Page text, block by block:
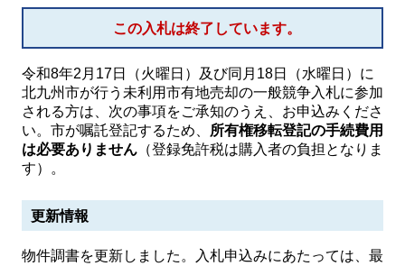
この入札は終了しています。
令和8年2月17日（火曜日）及び同月18日（水曜日）に
北九州市が行う未利用市有地売却の一般競争入札に参加
される方は、次の事項をご承知のうえ、お申込みくださ
い。市が嘱託登記するため、 所有権移転登記の手続費用
は必要ありません （登録免許税は購入者の負担となりま
す）。
更新情報
物件調書を更新しました。入札申込みにあたっては、最